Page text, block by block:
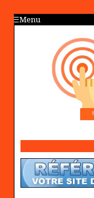
Menu